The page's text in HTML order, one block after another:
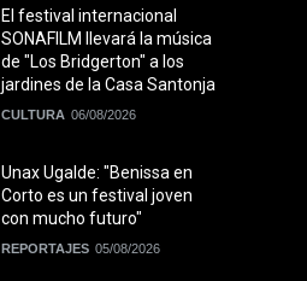
El festival internacional
SONAFILM llevará la música
de "Los Bridgerton" a los
jardines de la Casa Santonja
CULTURA 06/08/2026
Unax Ugalde: "Benissa en
Corto es un festival joven
con mucho futuro"
REPORTAJES 05/08/2026